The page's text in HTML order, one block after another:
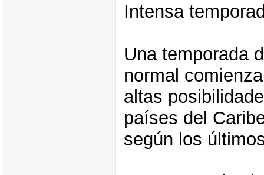
Intensa
Una temporada
normal
altas
países del
según los